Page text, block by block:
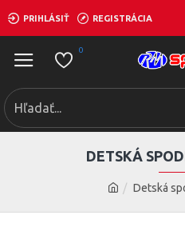
PRIHLÁSIŤ REGISTRÁCIA
0
Detská
DETSKÁ